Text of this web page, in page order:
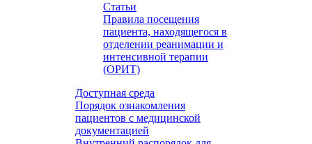
Статьи
Правила посещения
пациента, находящегося в
отделении реанимации и
интенсивной терапии
(ОРИТ)
Доступная среда
Порядок ознакомления
пациентов с медицинской
документацией